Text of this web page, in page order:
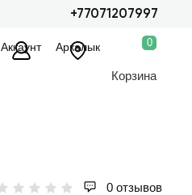
+77071207997
Аккаунт Аркалык 0
Корзина
0 отзывов